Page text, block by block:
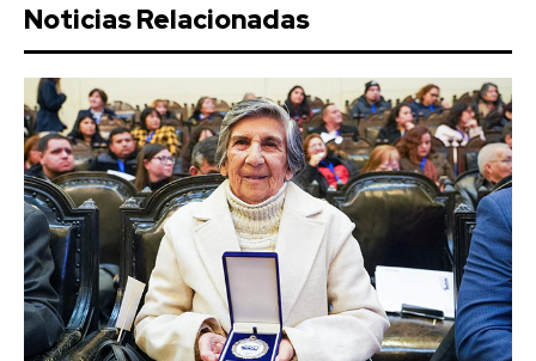
Noticias Relacionadas